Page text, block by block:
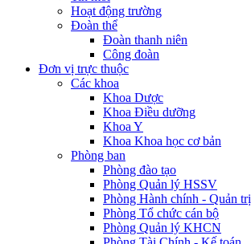
Hoạt động trường
Đoàn thể
Đoàn thanh niên
Công đoàn
Đơn vị trực thuộc
Các khoa
Khoa Dược
Khoa Điều dưỡng
Khoa Y
Khoa Khoa học cơ bản
Phòng ban
Phòng đào tạo
Phòng Quản lý HSSV
Phòng Hành chính - Quản trị
Phòng Tổ chức cán bộ
Phòng Quản lý KHCN